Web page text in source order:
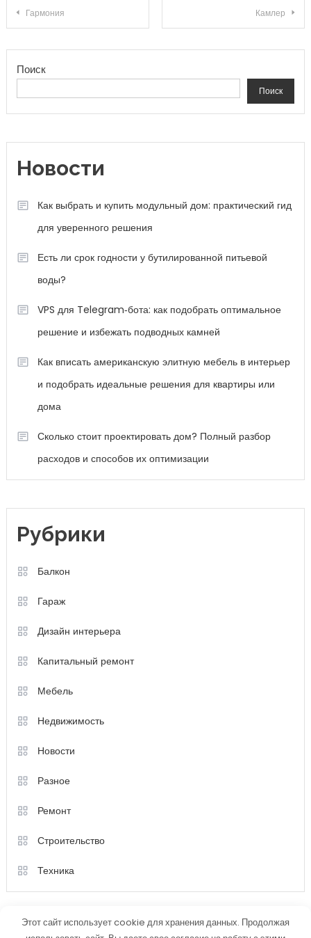
Навигация по записям
Гармония Камлер
Поиск
Поиск
Новости
Как выбрать и купить модульный дом: практический гид
для уверенного решения
Есть ли срок годности у бутилированной питьевой
воды?
VPS для Telegram‑бота: как подобрать оптимальное
решение и избежать подводных камней
Как вписать американскую элитную мебель в интерьер
и подобрать идеальные решения для квартиры или
дома
Сколько стоит проектировать дом? Полный разбор
расходов и способов их оптимизации
Рубрики
Балкон
Гараж
Дизайн интерьера
Капитальный ремонт
Мебель
Недвижимость
Новости
Разное
Ремонт
Строительство
Техника
Этот сайт использует cookie для хранения данных. Продолжая